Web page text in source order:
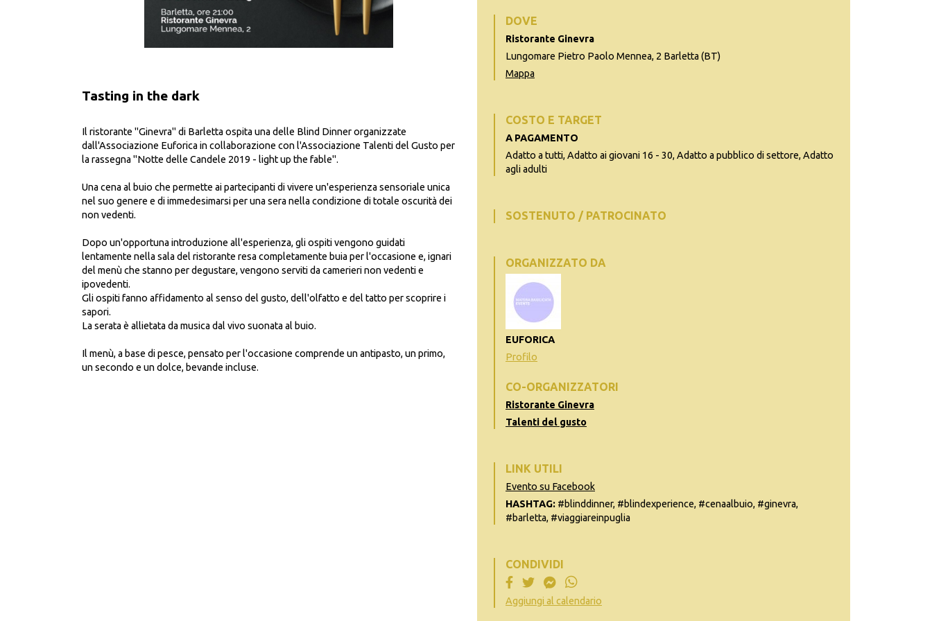
Tasting in the dark
Il ristorante "Ginevra" di Barletta ospita una delle Blind Dinner organizzate
dall'Associazione Euforica in collaborazione con l'Associazione Talenti del Gusto per
la rassegna "Notte delle Candele 2019 - light up the fable".
Una cena al buio che permette ai partecipanti di vivere un'esperienza sensoriale unica
nel suo genere e di immedesimarsi per una sera nella condizione di totale oscurità dei
non vedenti.
Dopo un'opportuna introduzione all'esperienza, gli ospiti vengono guidati
lentamente nella sala del ristorante resa completamente buia per l'occasione e, ignari
del menù che stanno per degustare, vengono serviti da camerieri non vedenti e
ipovedenti.
Gli ospiti fanno affidamento al senso del gusto, dell'olfatto e del tatto per scoprire i
sapori.
La serata è allietata da musica dal vivo suonata al buio.
Il menù, a base di pesce, pensato per l'occasione comprende un antipasto, un primo,
un secondo e un dolce, bevande incluse.
DOVE
Ristorante Ginevra
Lungomare Pietro Paolo Mennea, 2 Barletta (BT)
Mappa
COSTO E TARGET
A PAGAMENTO
Adatto a tutti, Adatto ai giovani 16 - 30, Adatto a pubblico di settore, Adatto
agli adulti
SOSTENUTO / PATROCINATO
ORGANIZZATO DA
EUFORICA
Profilo
CO-ORGANIZZATORI
Ristorante Ginevra
Talenti del gusto
LINK UTILI
Evento su Facebook
HASHTAG: #blinddinner, #blindexperience, #cenaalbuio, #ginevra,
#barletta, #viaggiareinpuglia
CONDIVIDI
Aggiungi al calendario